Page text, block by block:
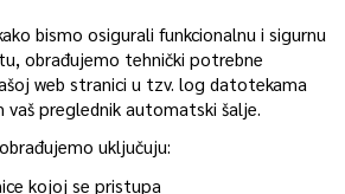
bismo osigurali funkcionalnu i sigurnu
obrađujemo tehnički potrebne
web stranici u tzv. log datotekama
preglednik automatski šalje.
uključuju:
kojoj se pristupa